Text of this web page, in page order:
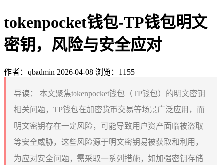
tokenpocket钱包-TP钱包明文
密钥，风险与安全应对
作者：qbadmin 2026-04-08 浏览：1155
导读：
本文聚焦tokenpocket钱包（TP钱包）的明文密钥
相关问题，TP钱包在加密货币交易等场景广泛应用，而
明文密钥存在一定风险，可能导致用户资产面临被盗取
等安全威胁，这些风险源于明文密钥易被获取和利用，
为应对安全问题，需采取一系列措施，如加强密钥存储